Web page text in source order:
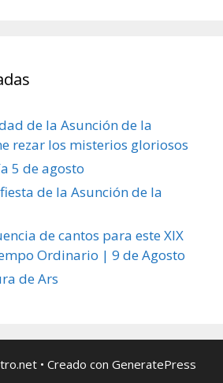
de la Asunción de la
rezar los misterios gloriosos
5 de agosto
de la Asunción de la
de cantos para este XIX
Ordinario | 9 de Agosto
de Ars
• Creado con GeneratePress